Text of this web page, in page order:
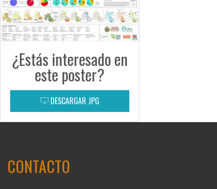
¿Estás interesado en
este poster?
DESCARGAR JPG
CONTACTO